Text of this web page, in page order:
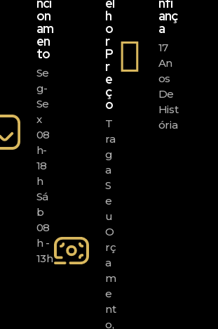
Nci
On
Am
En
To
Se
G-
Se
X
08
H-
18
H
Sá
B
08
H -
13h
El
H
O
R
P
R
E
Ç
O
T
Ra
G
A
S
E
U
O
Rç
A
M
E
Nt
O,
Nfi
Anç
A
17
An
Os
De
Hist
Ória